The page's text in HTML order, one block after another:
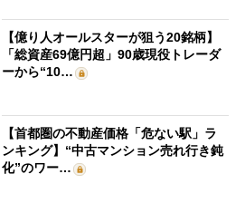
【億り人オールスターが狙う20銘柄】
「総資産69億円超」90歳現役トレーダ
ーから“10…
【首都圏の不動産価格「危ない駅」ラ
ンキング】“中古マンション売れ行き鈍
化”のワー…